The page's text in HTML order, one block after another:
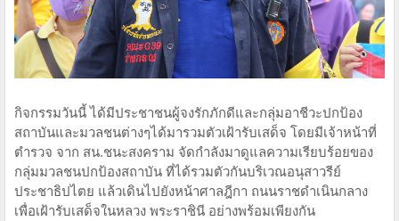
กิจกรรมวันนี้ ได้มีประชาชนผู้จงรักภักดีและกลุ่มอาชีวะปกป้อง
สถาบันและมวลชนต่างๆได้มารวมตัวเฝ้ารับเสด็จ โดยมีเจ้าหน้าที่
ตำรวจ จาก สน.ชนะสงคราม จัดกำลังมาดูแลความเรียบร้อยของ
กลุ่มมวลชนปกป้องสถาบัน ที่ได้รวมตัวกันบริเวณอนุสาวรีย์
ประชาธิปไตย แล้วเดินไปยังหน้าศาลฎีกา ถนนราชดำเนินกลาง
เพื่อเฝ้ารับเสด็จในหลวง พระราชินี อย่างพร้อมเพียงกัน